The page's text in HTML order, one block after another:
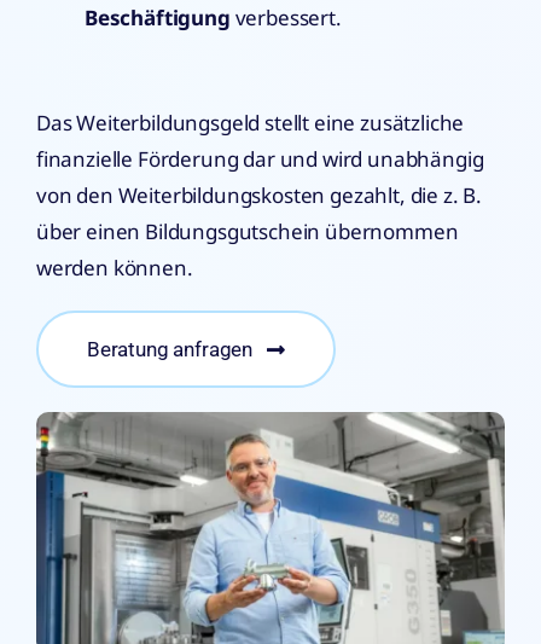
Beschäftigung verbessert.
Das Weiterbildungsgeld stellt eine zusätzliche
finanzielle Förderung dar und wird unabhängig
von den Weiterbildungskosten gezahlt, die z. B.
über einen Bildungsgutschein übernommen
werden können.
Beratung anfragen